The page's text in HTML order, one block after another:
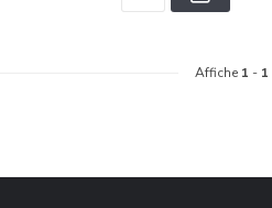
Affiche 1 - 1